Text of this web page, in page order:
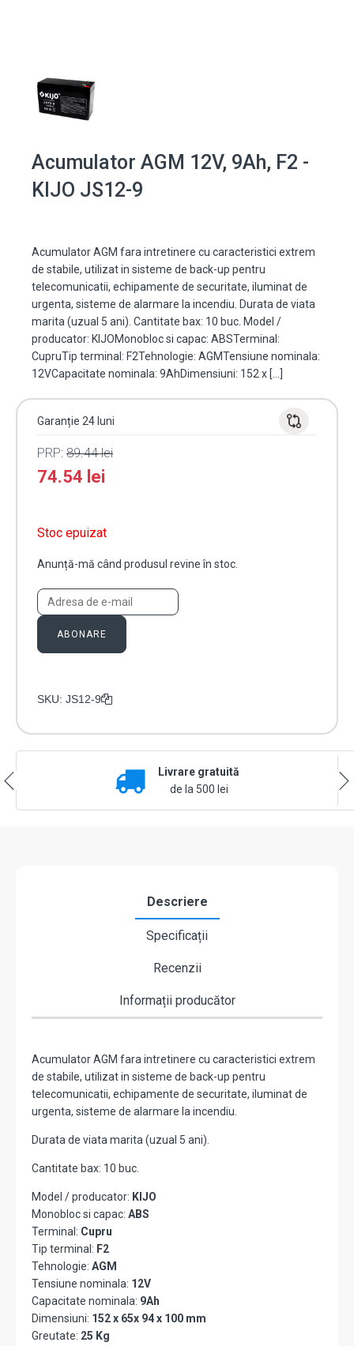
Acumulator AGM 12V, 9Ah, F2 -
KIJO JS12-9
Acumulator AGM fara intretinere cu caracteristici extrem
de stabile, utilizat in sisteme de back-up pentru
telecomunicatii, echipamente de securitate, iluminat de
urgenta, sisteme de alarmare la incendiu. Durata de viata
marita (uzual 5 ani). Cantitate bax: 10 buc. Model /
producator: KIJOMonobloc si capac: ABSTerminal:
CupruTip terminal: F2Tehnologie: AGMTensiune nominala:
12VCapacitate nominala: 9AhDimensiuni: 152 x […]
Garanție 24 luni
PRP: 89.44lei
74.54 lei
Stoc epuizat
Anunță-mă când produsul revine în stoc.
ABONARE
SKU: JS12-9
Livrare gratuită
de la 500 lei
Descriere
Specificații
Recenzii
Informații producător
Acumulator AGM fara intretinere cu caracteristici extrem
de stabile, utilizat in sisteme de back-up pentru
telecomunicatii, echipamente de securitate, iluminat de
urgenta, sisteme de alarmare la incendiu.
Durata de viata marita (uzual 5 ani).
Cantitate bax: 10 buc.
Model / producator: KIJO
Monobloc si capac: ABS
Terminal: Cupru
Tip terminal: F2
Tehnologie: AGM
Tensiune nominala: 12V
Capacitate nominala: 9Ah
Dimensiuni: 152 x 65x 94 x 100 mm
Greutate: 25 Kg